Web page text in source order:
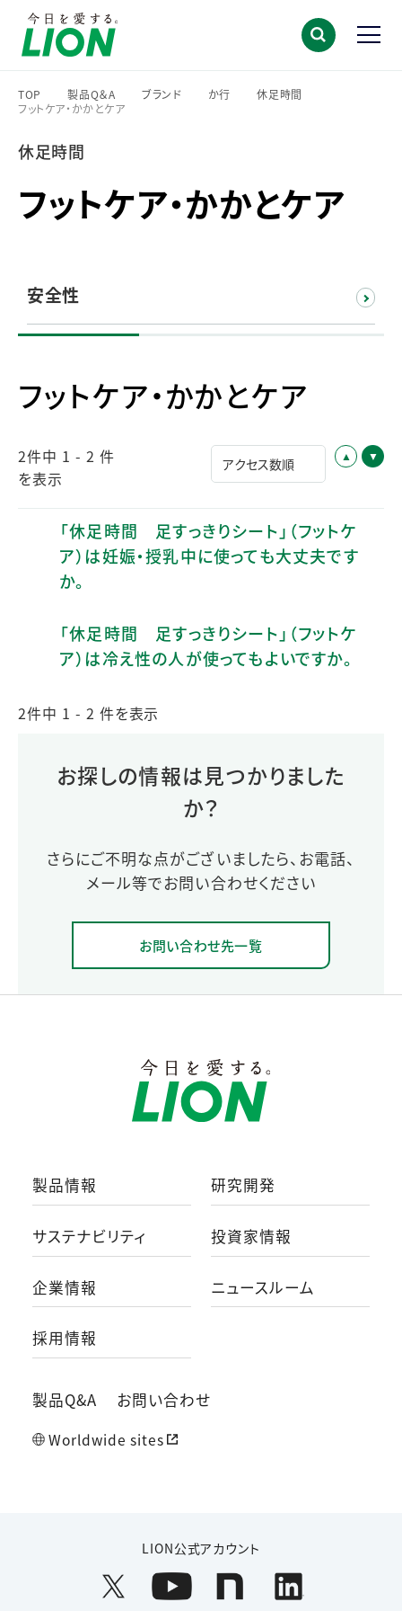
TOP
>
製品Q＆A
ブランド
か行
休足時間
フットケア・かかとケア
休足時間
フットケア・かかとケア
安全性
フットケア・かかとケア
2件中 1 - 2 件
を表示
「休足時間 足すっきりシート」（フットケ
ア）は妊娠・授乳中に使っても大丈夫です
か。
「休足時間 足すっきりシート」（フットケ
ア）は冷え性の人が使ってもよいですか。
2件中 1 - 2 件を表示
お探しの情報は見つかりました
か？
さらにご不明な点がございましたら、お電話、
メール等でお問い合わせください
お問い合わせ先一覧
製品情報 研究開発
サステナビリティ 投資家情報
企業情報 ニュースルーム
採用情報
製品Q&A お問い合わせ
Worldwide sites
LION公式アカウント